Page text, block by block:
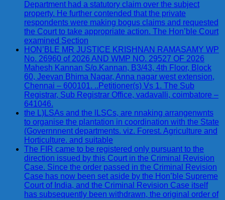
Department had a statutory claim over the subject
property. He further contended that the private
respondents were making bogus claims and requested
the Court to take appropriate action. The Hon’ble Court
examined Section
HON’BLE MR JUSTICE KRISHNAN RAMASAMY WP
No. 26960 of 2026 AND WMP NO. 29527 OF 2026
Mahesh Kannan S/o.Kannan, B3/43, 4th Floor, Block
60, Jeevan Bhima Nagar, Anna nagar west extension,
Chennai – 600101. ..Petitioner(s) Vs 1. The Sub
Registrar, Sub Registrar Office, vadavalli, coimbatore –
641046.
the L)LSAs and the lLSCs, are nnaking arrangenwnts
to organise the plantation in coordination with the State
(Governnnent departments. viz. Forest. Agriculture and
Horticulture. and suitable
The FIR came to be registered only pursuant to the
direction issued by this Court in the Criminal Revision
Case. Since the order passed in the Criminal Revision
Case has now been set aside by the Hon’ble Supreme
Court of India, and the Criminal Revision Case itself
has subsequently been withdrawn, the original order of